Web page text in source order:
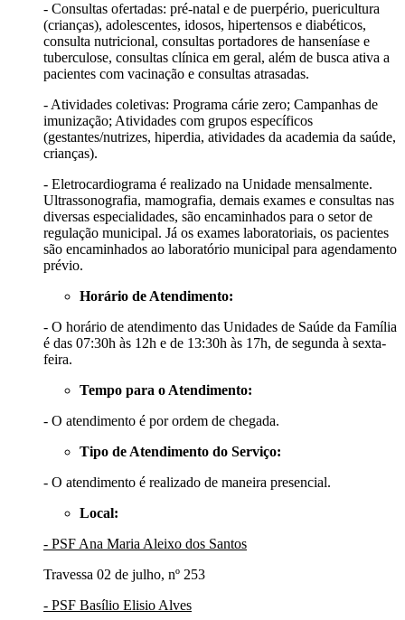
- Consultas ofertadas: pré-natal e de puerpério, puericultura
(crianças), adolescentes, idosos, hipertensos e diabéticos,
consulta nutricional, consultas portadores de hanseníase e
tuberculose, consultas clínica em geral, além de busca ativa a
pacientes com vacinação e consultas atrasadas.
- Atividades coletivas: Programa cárie zero; Campanhas de
imunização; Atividades com grupos específicos
(gestantes/nutrizes, hiperdia, atividades da academia da saúde,
crianças).
- Eletrocardiograma é realizado na Unidade mensalmente.
Ultrassonografia, mamografia, demais exames e consultas nas
diversas especialidades, são encaminhados para o setor de
regulação municipal. Já os exames laboratoriais, os pacientes
são encaminhados ao laboratório municipal para agendamento
prévio.
Horário de Atendimento:
- O horário de atendimento das Unidades de Saúde da Família
é das 07:30h às 12h e de 13:30h às 17h, de segunda à sexta-
feira.
Tempo para o Atendimento:
- O atendimento é por ordem de chegada.
Tipo de Atendimento do Serviço:
- O atendimento é realizado de maneira presencial.
Local:
- PSF Ana Maria Aleixo dos Santos
Travessa 02 de julho, nº 253
- PSF Basílio Elisio Alves